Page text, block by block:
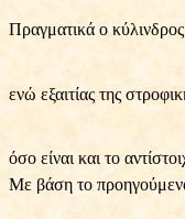
Πραγματικά ο κύλινδρος
ενώ εξαιτίας της
όσο είναι και το
Με βάση το